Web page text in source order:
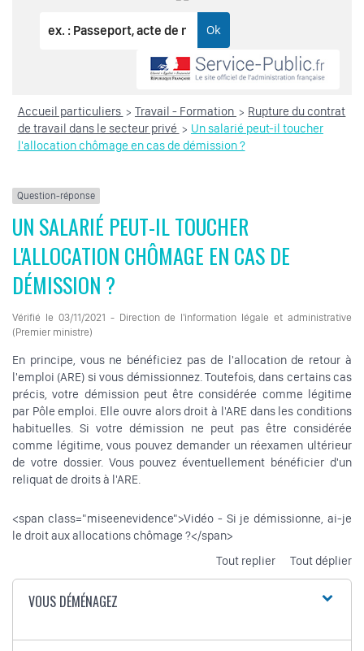
Accueil particuliers > Travail - Formation > Rupture du contrat
de travail dans le secteur privé > Un salarié peut-il toucher
l'allocation chômage en cas de démission ?
Question-réponse
UN SALARIÉ PEUT-IL TOUCHER
L'ALLOCATION CHÔMAGE EN CAS DE
DÉMISSION ?
Vérifié le 03/11/2021 - Direction de l'information légale et administrative
(Premier ministre)
En principe, vous ne bénéficiez pas de l'allocation de retour à
l'emploi (ARE) si vous démissionnez. Toutefois, dans certains cas
précis, votre démission peut être considérée comme légitime
par Pôle emploi. Elle ouvre alors droit à l'ARE dans les conditions
habituelles. Si votre démission ne peut pas être considérée
comme légitime, vous pouvez demander un réexamen ultérieur
de votre dossier. Vous pouvez éventuellement bénéficier d'un
reliquat de droits à l'ARE.
<span class="miseenevidence">Vidéo - Si je démissionne, ai-je
le droit aux allocations chômage ?</span>
Tout replier
Tout déplier
VOUS DÉMÉNAGEZ